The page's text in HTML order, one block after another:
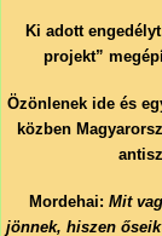
Ki adott
projekt”
Özönlenek ide és
közben
Mordehai: Mit
jönnek, hiszen